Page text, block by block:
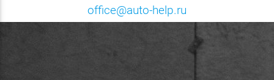
office@auto-help.ru